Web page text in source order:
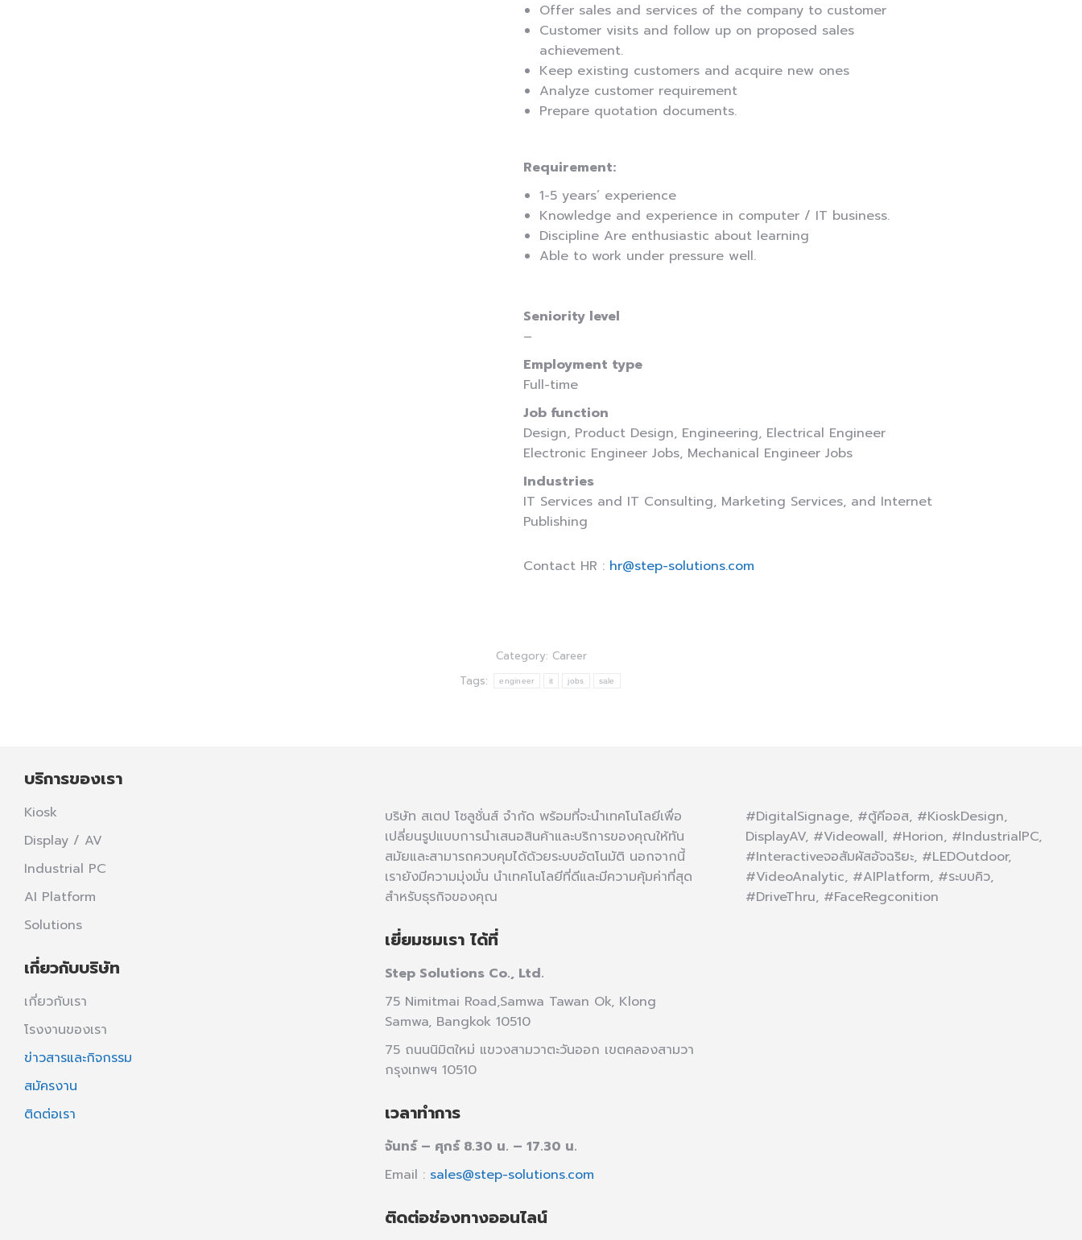
Offer sales and services of the company to customer
Customer visits and follow up on proposed sales
achievement.
Keep existing customers and acquire new ones
Analyze customer requirement
Prepare quotation documents.
Requirement:
1-5 years’ experience
Knowledge and experience in computer / IT business.
Discipline Are enthusiastic about learning
Able to work under pressure well.
Seniority level
–
Employment type
Full-time
Job function
Design, Product Design, Engineering, Electrical Engineer
Electronic Engineer Jobs, Mechanical Engineer Jobs
Industries
IT Services and IT Consulting, Marketing Services, and Internet
Publishing
Contact HR : hr@step-solutions.com
Category: Career
Tags:
engineer it jobs sale
บริการของเรา
Kiosk
Display / AV
Industrial PC
AI Platform
Solutions
เกี่ยวกับบริษัท
เกี่ยวกับเรา
โรงงานของเรา
ข่าวสารและกิจกรรม
สมัครงาน
ติดต่อเรา
บริษัท สเตป โซลูชั่นส์ จำกัด พร้อมที่จะนำเทคโนโลยีเพื่อ
เปลี่ยนรูปแบบการนำเสนอสินค้าและบริการของคุณให้ทัน
สมัยและสามารถควบคุมได้ด้วยระบบอัตโนมัติ นอกจากนี้
เรายังมีความมุ่งมั่น นำเทคโนโลยีที่ดีและมีความคุ้มค่าที่สุด
สำหรับธุรกิจของคุณ
เยี่ยมชมเรา ได้ที่
Step Solutions Co., Ltd.
75 Nimitmai Road,Samwa Tawan Ok, Klong
Samwa, Bangkok 10510
75 ถนนนิมิตใหม่ แขวงสามวาตะวันออก เขตคลองสามวา
กรุงเทพฯ 10510
เวลาทำการ
จันทร์ – ศุกร์ 8.30 น. – 17.30 น.
Email : sales@step-solutions.com
ติดต่อช่องทางออนไลน์
#DigitalSignage, #ตู้คีออส, #KioskDesign,
DisplayAV, #Videowall, #Horion, #IndustrialPC,
#Interactiveจอสัมผัสอัจฉริยะ, #LEDOutdoor,
#VideoAnalytic, #AIPlatform, #ระบบคิว,
#DriveThru, #FaceRegconition